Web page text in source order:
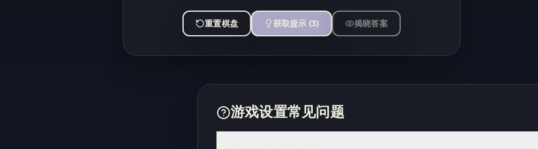
重置棋盘 获取提示 (3) 揭晓答案
游戏设置常见问题